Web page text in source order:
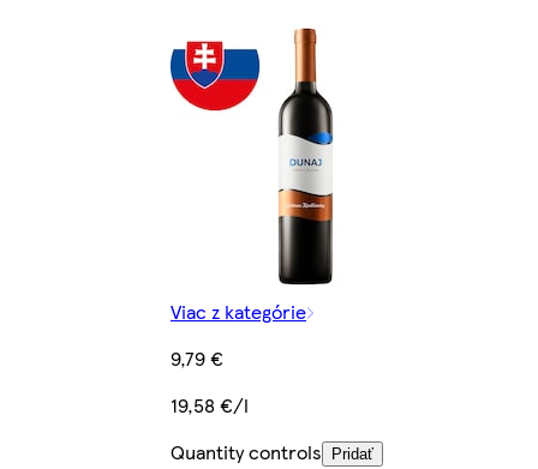
Viac z kategórie
9,79 €
19,58 €/l
Quantity controls
Pridať